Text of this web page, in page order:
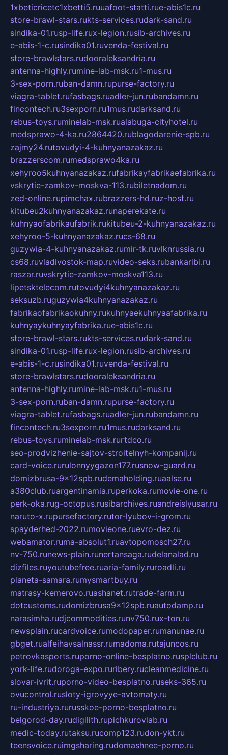
1xbeticricetc1xbetti5.ruuafoot-statti.rue-abis1c.ru
store-brawl-stars.rukts-services.rudark-sand.ru
sindika-01.rusp-life.rux-legion.rusib-archives.ru
e-abis-1-c.rusindika01.ruvenda-festival.ru
store-brawlstars.rudooraleksandria.ru
antenna-highly.rumine-lab-msk.ru1-mus.ru
3-sex-porn.ruban-damn.rupurse-factory.ru
viagra-tablet.rufasbags.ruadler-jun.rubandamn.ru
fincontech.ru3sexporn.ru1mus.rudarksand.ru
rebus-toys.ruminelab-msk.rualabuga-cityhotel.ru
medsprawo-4-ka.ru2864420.rublagodarenie-spb.ru
zajmy24.rutovudyi-4-kuhnyanazakaz.ru
brazzerscom.rumedsprawo4ka.ru
xehyroo5kuhnyanazakaz.rufabrikayfabrikaefabrika.ru
vskrytie-zamkov-moskva-113.rubiletnadom.ru
zed-online.rupimchax.rubrazzers-hd.ruz-host.ru
kitubeu2kuhnyanazakaz.runaperekate.ru
kuhnyaofabrikaufabrik.rukitubeu-2-kuhnyanazakaz.ru
xehyroo-5-kuhnyanazakaz.rucs-68.ru
guzywia-4-kuhnyanazakaz.rumir-tk.ruvlknrussia.ru
cs68.ruvladivostok-map.ruvideo-seks.rubankaribi.ru
raszar.ruvskrytie-zamkov-moskva113.ru
lipetsktelecom.rutovudyi4kuhnyanazakaz.ru
seksuzb.ruguzywia4kuhnyanazakaz.ru
fabrikaofabrikaokuhny.rukuhnyaekuhnyaafabrika.ru
kuhnyaykuhnyayfabrika.rue-abis1c.ru
store-brawl-stars.rukts-services.rudark-sand.ru
sindika-01.rusp-life.rux-legion.rusib-archives.ru
e-abis-1-c.rusindika01.ruvenda-festival.ru
store-brawlstars.rudooraleksandria.ru
antenna-highly.rumine-lab-msk.ru1-mus.ru
3-sex-porn.ruban-damn.rupurse-factory.ru
viagra-tablet.rufasbags.ruadler-jun.rubandamn.ru
fincontech.ru3sexporn.ru1mus.rudarksand.ru
rebus-toys.ruminelab-msk.rurtdco.ru
seo-prodvizhenie-sajtov-stroitelnyh-kompanij.ru
card-voice.rurulonnyygazon177.rusnow-guard.ru
domizbrusa-9x12spb.rudemaholding.ruaalse.ru
a380club.ruargentinamia.ruperkoka.rumovie-one.ru
perk-oka.rug-octopus.rusibarchives.ruandreislyusar.ru
naruto-x.rupursefactory.rutor-lyubov-i-grom.ru
spayderhed-2022.rumovieone.ruevro-dez.ru
webamator.ruma-absolut1.ruavtopomosch27.ru
nv-750.runews-plain.runertansaga.rudelanalad.ru
dizfiles.ruyoutubefree.ruaria-family.ruroadli.ru
planeta-samara.rumysmartbuy.ru
matrasy-kemerovo.ruashanet.rutrade-farm.ru
dotcustoms.rudomizbrusa9x12spb.ruautodamp.ru
narasimha.rudjcommodities.runv750.rux-ton.ru
newsplain.rucardvoice.rumodopaper.rumanunae.ru
gbget.rualfeihavsalnassr.rumadoma.rutajuncos.ru
petrovkasports.ruporno-online-besplatno.rusplclub.ru
york-life.rudoroga-expo.ruribery.rucleanmedicine.ru
slovar-ivrit.ruporno-video-besplatno.ruseks-365.ru
ovucontrol.rusloty-igrovyye-avtomaty.ru
ru-industriya.rurusskoe-porno-besplatno.ru
belgorod-day.rudigilith.rupichkurovlab.ru
medic-today.rutaksu.rucomp123.rudon-ykt.ru
teensvoice.ruimgsharing.rudomashnee-porno.ru